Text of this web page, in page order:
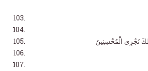
نَجْزِي الْمُحْسِنِينَ